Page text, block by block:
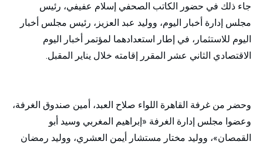
جاء ذلك في حضور الكاتب الصحفي إسلام عفيفي، رئيس
مجلس إدارة أخبار اليوم، ووليد عبد العزيز، رئيس مجلس أخبار
اليوم للاستثمار، في إطار استعدادهما لمؤتمر أخبار اليوم
الاقتصادي الثاني عشر المقرر إقامته خلال يناير المقبل.
وحضر من غرفة القاهرة اللواء صلاح العبد، أمين صندوق الغرفة،
وعضوا مجلس إدارة الغرفة «إبراهيم المغربي وسيد أبو
القمصان»، ووليد مختار مستشار أيمن العشري، ووليد رمضان